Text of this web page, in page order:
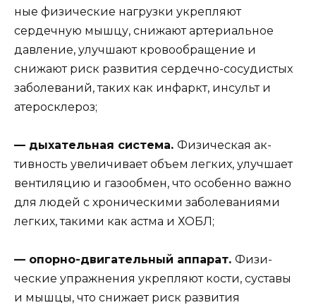
ные физические нагрузки укрепляют
сердечную мышцу, снижают артериальное
давление, улуч­шают кровообращение и
снижают риск разви­тия сердечно-сосудистых
заболеваний, таких как инфаркт, инсульт и
атеросклероз;
— дыхательная система. Физическая ак­
тивность увеличивает объем легких, улучшает
вентиляцию и газообмен, что особенно важно
для людей с хроническими заболеваниями
лег­ких, такими как астма и ХОБЛ;
— опорно-двигательный аппарат. Физи­
ческие упражнения укрепляют кости, суставы
и мышцы, что снижает риск развития